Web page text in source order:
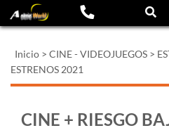
Inicio > CINE - VIDEOJUEGOS >
ESTRENOS 2021
CINE + RIESGO